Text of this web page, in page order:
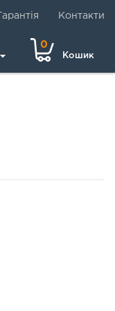
Гарантія Контакти
0
Кошик